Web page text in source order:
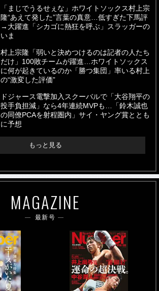
「まじでうるせぇな」ホワイトソックス村上宗
隆“あえて発した”言葉の真意…低すぎた下馬評
→大躍進「シカゴに熱狂を呼ぶ」スラッガーの
いま
村上宗隆「弱いと決めつけるのは記者の人たち
だけ」100敗チームが躍進…ホワイトソックス
に何が起きているのか「勝つ集団」率いる村上
の“激変した評価”
ドジャース電撃加入スクーバルで「大谷翔平の
投手負担減」なら4年連続MVPも…「鈴木誠也
の同僚PCAを射程圏内」サイ・ヤング賞ととも
に予想
もっと見る
MAGAZINE
最新号